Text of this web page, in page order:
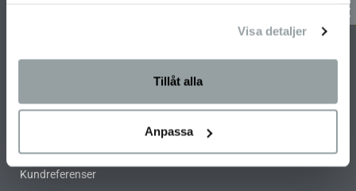
Visa detaljer
Tillåt alla
Anpassa
Arkitekter
Koncepthus
Kundreferenser